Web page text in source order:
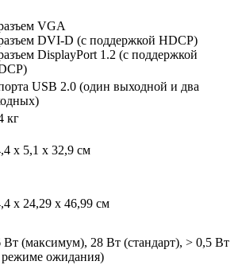
VGA
DVI-D (с поддержкой HDCP)
DisplayPort 1.2 (с поддержкой
USB 2.0 (один выходной и два
кг
x 5,1 x 32,9 см
x 24,29 x 46,99 см
Вт (максимум), 28 Вт (стандарт), > 0,5 Вт
ожидания)